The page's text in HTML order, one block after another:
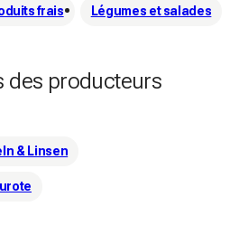
frais Légumes et salades
des producteurs
& Linsen